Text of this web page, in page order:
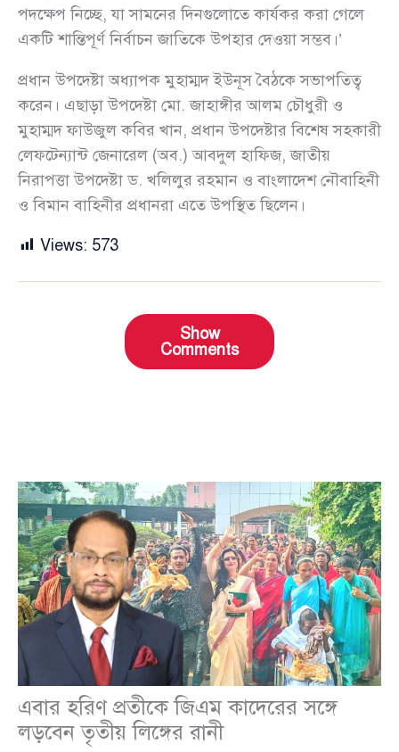
পদক্ষেপ নিচ্ছে, যা সামনের দিনগুলোতে কার্যকর করা গেলে
একটি শান্তিপূর্ণ নির্বাচন জাতিকে উপহার দেওয়া সম্ভব।’
প্রধান উপদেষ্টা অধ্যাপক মুহাম্মদ ইউনূস বৈঠকে সভাপতিত্ব
করেন। এছাড়া উপদেষ্টা মো. জাহাঙ্গীর আলম চৌধুরী ও
মুহাম্মদ ফাউজুল কবির খান, প্রধান উপদেষ্টার বিশেষ সহকারী
লেফটেন্যান্ট জেনারেল (অব.) আবদুল হাফিজ, জাতীয়
নিরাপত্তা উপদেষ্টা ড. খলিলুর রহমান ও বাংলাদেশ নৌবাহিনী
ও বিমান বাহিনীর প্রধানরা এতে উপস্থিত ছিলেন।
Views: 573
Show
Comments
এবার হরিণ প্রতীকে জিএম কাদেরের সঙ্গে
লড়বেন তৃতীয় লিঙ্গের রানী